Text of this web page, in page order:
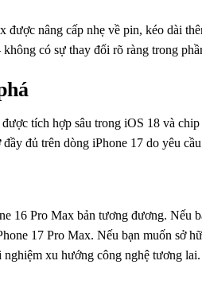
nâng cấp nhẹ về pin, kéo dài
có sự thay đổi rõ ràng trong
tích hợp sâu trong iOS 18 và
đủ trên dòng iPhone 17 do yêu
16 Pro Max bản tương đương. Nếu
17 Pro Max. Nếu bạn muốn sở
xu hướng công nghệ tương lai.